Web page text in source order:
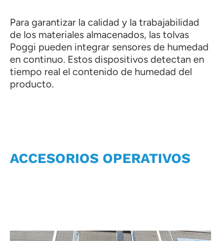
Para garantizar la calidad y la trabajabilidad
de los materiales almacenados, las tolvas
Poggi pueden integrar sensores de humedad
en continuo. Estos dispositivos detectan en
tiempo real el contenido de humedad del
producto.
ACCESORIOS OPERATIVOS